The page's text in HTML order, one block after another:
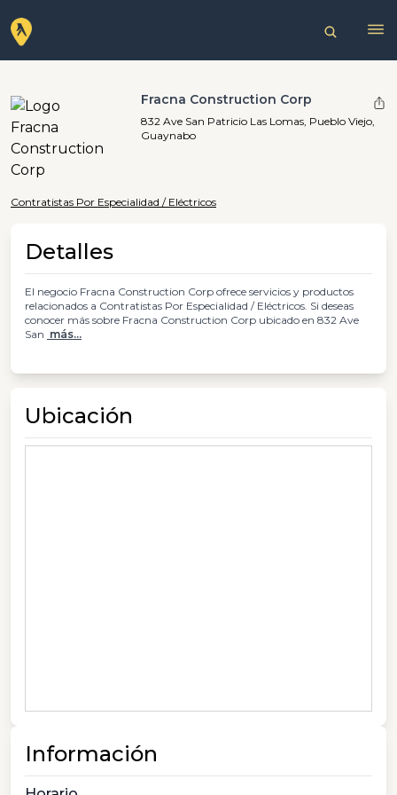
Fracna Construction Corp
832 Ave San Patricio Las Lomas, Pueblo Viejo,
Guaynabo
Contratistas Por Especialidad / Eléctricos
Detalles
El negocio Fracna Construction Corp ofrece servicios y productos
relacionados a Contratistas Por Especialidad / Eléctricos. Si deseas
conocer más sobre Fracna Construction Corp ubicado en 832 Ave
San más...
Ubicación
Información